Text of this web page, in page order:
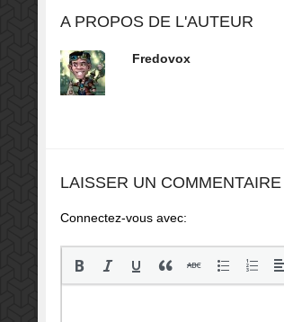
A PROPOS DE L'AUTEUR
Fredovox
LAISSER UN COMMENTAIRE
Connectez-vous avec: